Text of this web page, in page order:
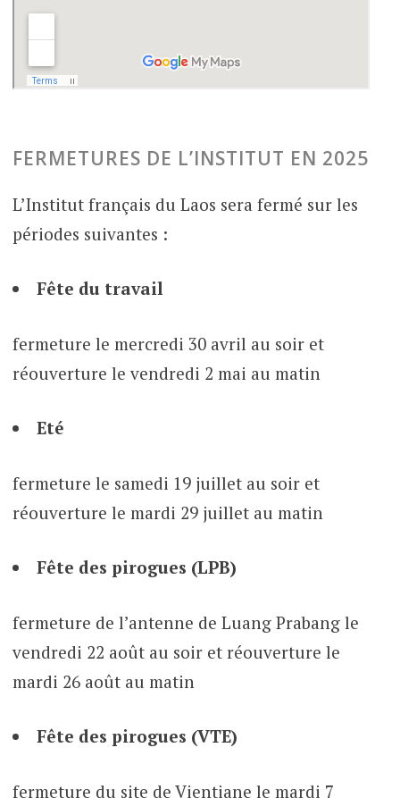
FERMETURES DE L’INSTITUT EN 2025
L’Institut français du Laos sera fermé sur les
périodes suivantes :
Fête du travail
fermeture le mercredi 30 avril au soir et
réouverture le vendredi 2 mai au matin
Eté
fermeture le samedi 19 juillet au soir et
réouverture le mardi 29 juillet au matin
Fête des pirogues (LPB)
fermeture de l’antenne de Luang Prabang le
vendredi 22 août au soir et réouverture le
mardi 26 août au matin
Fête des pirogues (VTE)
fermeture du site de Vientiane le mardi 7